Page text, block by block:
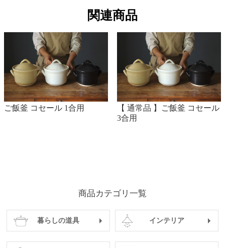
関連商品
ご飯釜 コセール 1合用
【 通常品 】ご飯釜 コセール
3合用
商品カテゴリ一覧
暮らしの道具 インテリア